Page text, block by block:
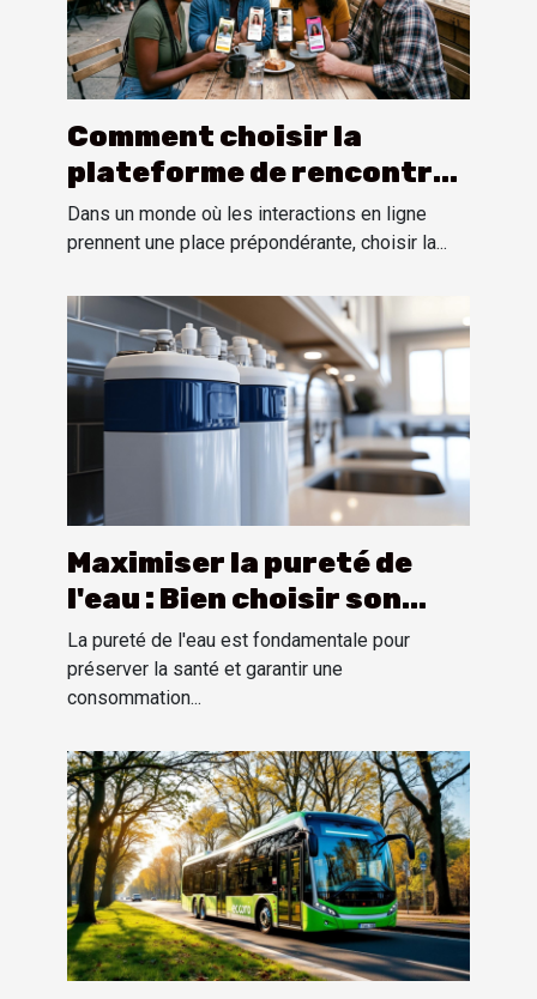
Comment choisir la
plateforme de rencontres
adaptée à vos attentes ?
Dans un monde où les interactions en ligne
prennent une place prépondérante, choisir la...
Maximiser la pureté de
l'eau : Bien choisir son
système d'osmose inverse
La pureté de l'eau est fondamentale pour
préserver la santé et garantir une
consommation...